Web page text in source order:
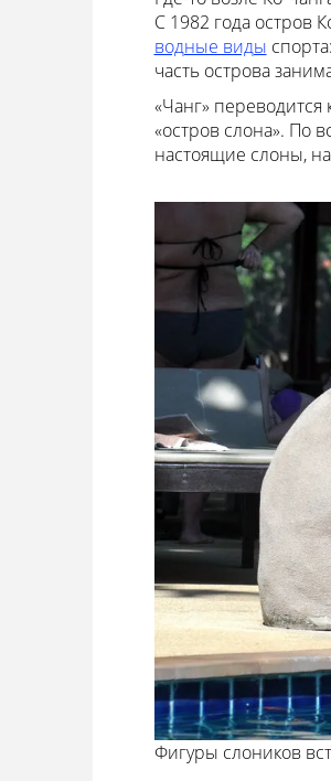
С 1982 года остров
водные виды
часть острова
«Чанг» переводится
«остров слона». По
настоящие слоны,
Фигуры слоников